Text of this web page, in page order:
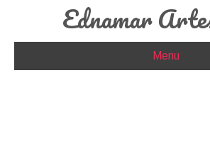
Ednamar
Menu